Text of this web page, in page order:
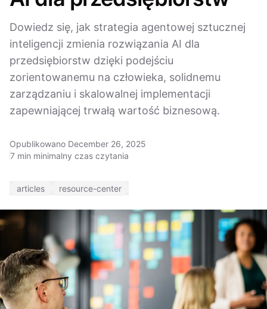
Dowiedz się, jak strategia agentowej sztucznej
inteligencji zmienia rozwiązania AI dla
przedsiębiorstw dzięki podejściu
zorientowanemu na człowieka, solidnemu
zarządzaniu i skalowalnej implementacji
zapewniającej trwałą wartość biznesową.
Opublikowano December 26, 2025
7 min minimalny czas czytania
articles resource-center